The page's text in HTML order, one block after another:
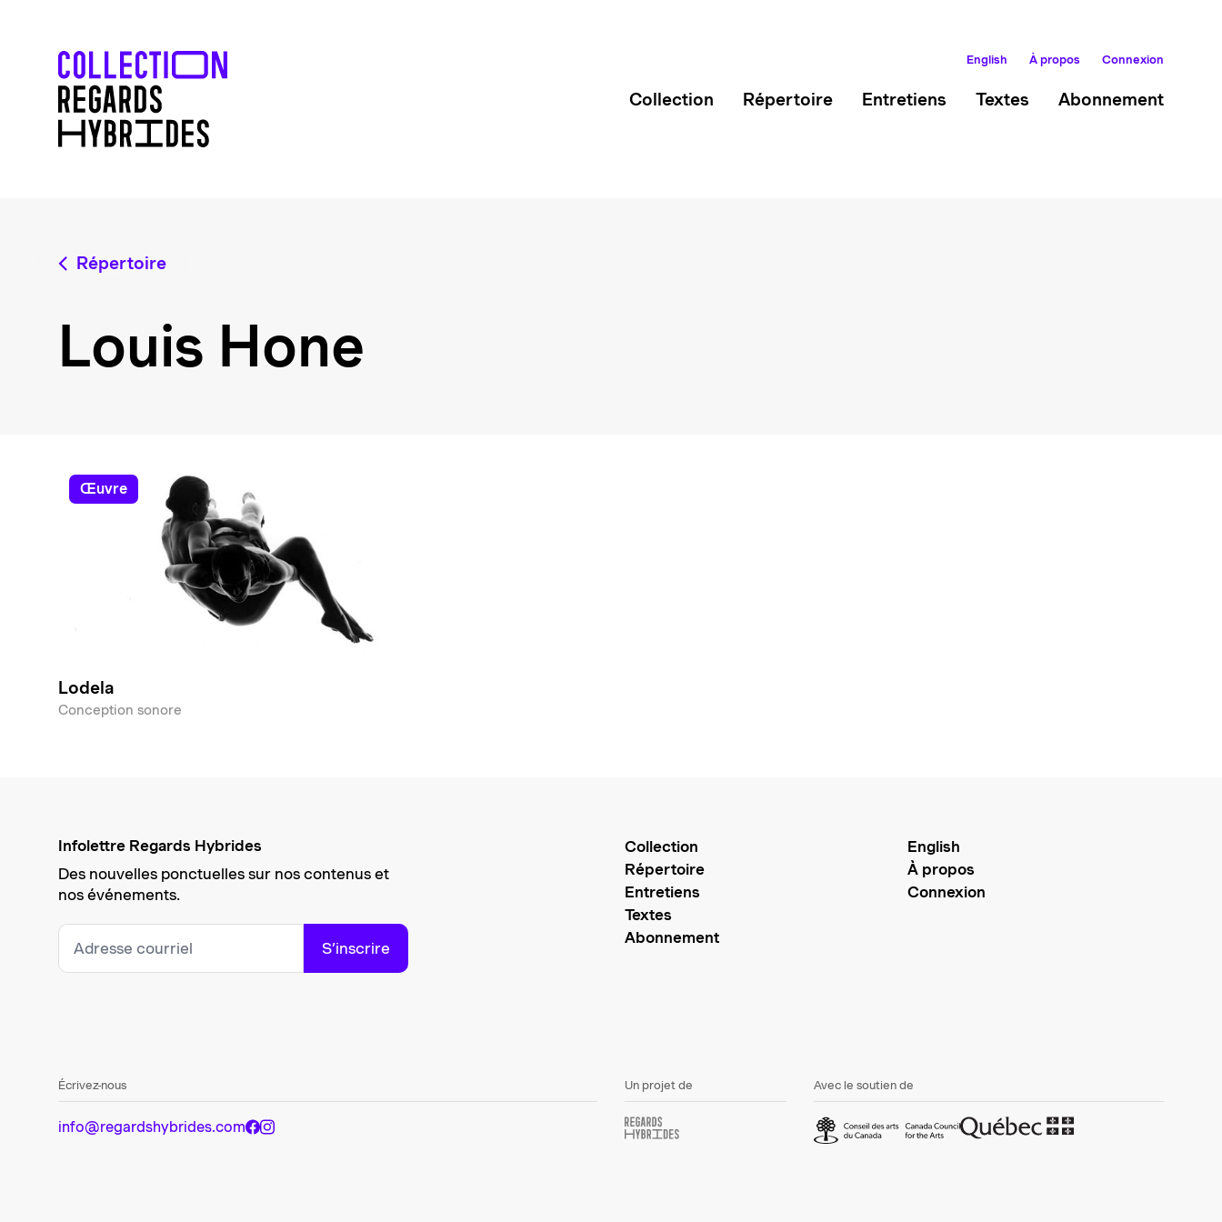
English À propos Connexion
Collection Répertoire Entretiens Textes Abonnement
Répertoire
Louis Hone
œuvre
Lodela
Conception sonore
Infolettre Regards Hybrides
Des nouvelles ponctuelles sur nos contenus et
nos événements.
S’inscrire
Collection
Répertoire
Entretiens
Textes
Abonnement
English
À propos
Connexion
Écrivez-nous
info@regardshybrides.com
Un projet de Avec le soutien de